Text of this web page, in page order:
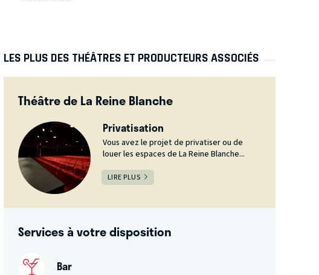
LES PLUS DES THÉÂTRES ET PRODUCTEURS ASSOCIÉS
Théâtre de La Reine Blanche
Privatisation
Vous avez le projet de privatiser ou de
louer les espaces de La Reine Blanche...
LIRE PLUS
Services à votre disposition
Bar